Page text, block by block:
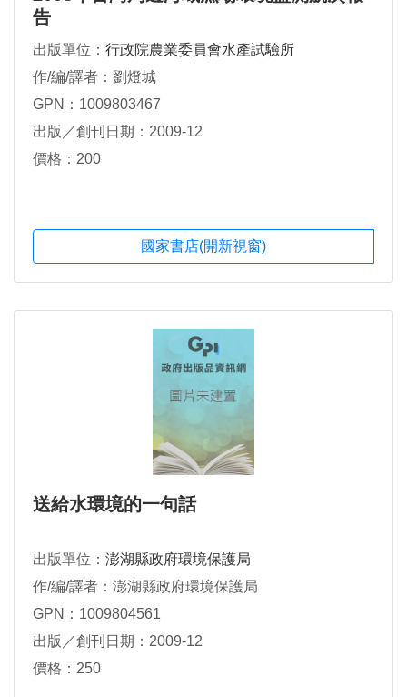
告
出版單位： 行政院農業委員會水產試驗所
作/編/譯者：劉燈城
GPN：1009803467
出版／創刊日期：2009-12
價格：200
國家書店(開新視窗)
送給水環境的一句話
出版單位： 澎湖縣政府環境保護局
作/編/譯者：澎湖縣政府環境保護局
GPN：1009804561
出版／創刊日期：2009-12
價格：250